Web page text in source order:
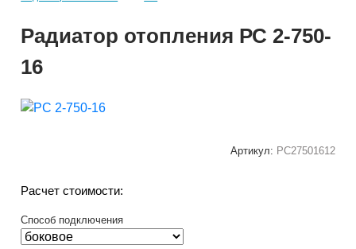
Радиатор отопления РС 2-750-
16
Артикул: РС27501612
Расчет стоимости:
Способ подключения